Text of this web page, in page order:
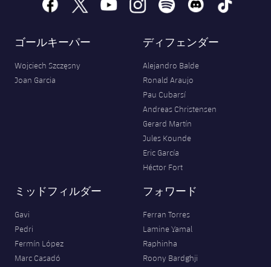
facebook
x youtubeinstagramspotify discord tiktok
ゴールキーパー
Wojciech Szczęsny
Joan Garcia
ディフェンダー
Alejandro Balde
Ronald Araujo
Pau Cubarsí
Andreas Christensen
Gerard Martín
Jules Kounde
Eric García
Héctor Fort
ミッドフィルダー
Gavi
Pedri
Fermín López
Marc Casadó
フォワード
Ferran Torres
Lamine Yamal
Raphinha
Roony Bardghji